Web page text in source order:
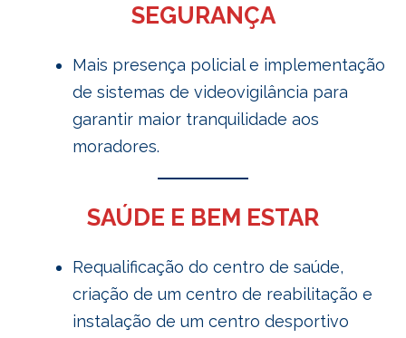
SEGURANÇA
Mais presença policial e implementação
de sistemas de videovigilância para
garantir maior tranquilidade aos
moradores.
SAÚDE E BEM ESTAR
Requalificação do centro de saúde,
criação de um centro de reabilitação e
instalação de um centro desportivo